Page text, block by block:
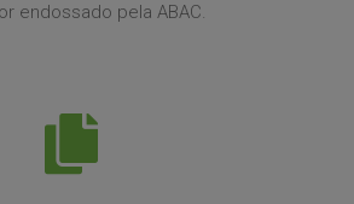
endossado pela ABAC.